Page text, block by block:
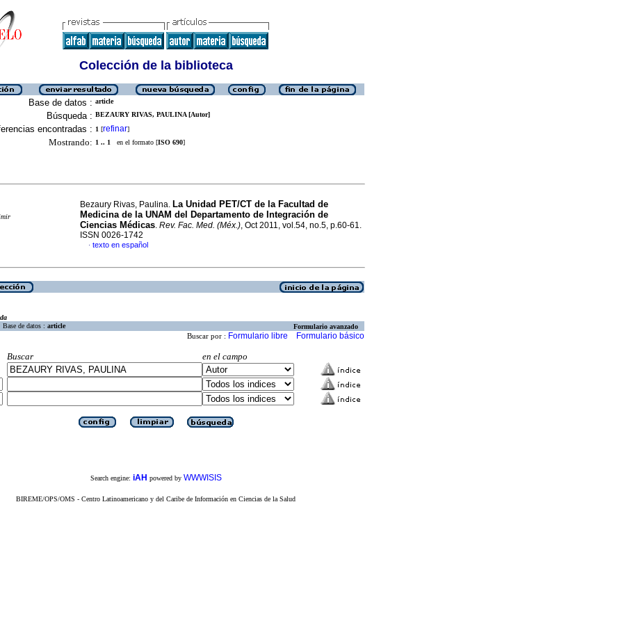
Colección de la biblioteca
Base de datos : article
Búsqueda : BEZAURY RIVAS, PAULINA [Autor]
encontradas : 1 [refinar]
Mostrando: 1 .. 1 en el formato [ISO 690]
Bezaury Rivas, Paulina. La Unidad PET/CT de la Facultad de
Medicina de la UNAM del Departamento de Integración de
Ciencias Médicas. Rev. Fac. Med. (Méx.), Oct 2011, vol.54, no.5, p.60-61.
ISSN 0026-1742
· texto en español
Base de datos : article Formulario avanzado
Buscar por : Formulario libre Formulario básico
Buscar
en el campo
Search engine: iAH powered by WWWISIS
BIREME/OPS/OMS - Centro Latinoamericano y del Caribe de Información en Ciencias de la Salud